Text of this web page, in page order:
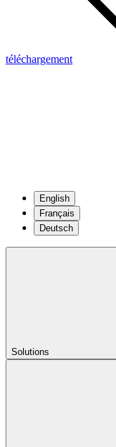
téléchargement
English
Français
Deutsch
Solutions